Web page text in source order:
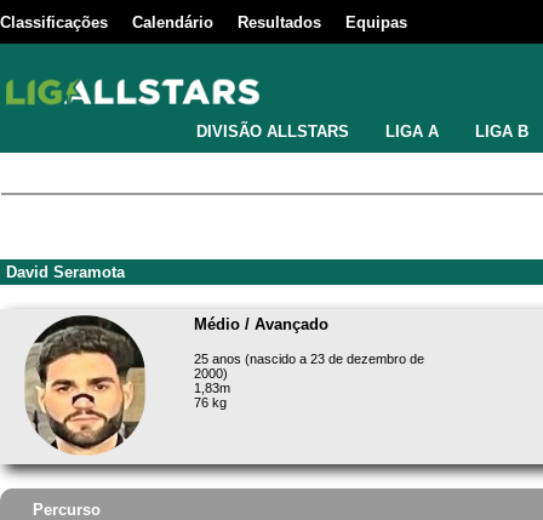
Classificações Calendário Resultados Equipas
DIVISÃO ALLSTARS LIGA A LIGA B
David Seramota
Médio / Avançado
25 anos (nascido a 23 de dezembro de
2000)
1,83m
76 kg
Percurso